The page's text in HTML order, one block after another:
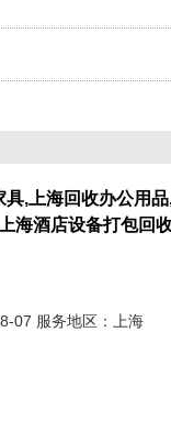
具,上海回收办公用
海酒店设备打包回
07 服务地区：上海